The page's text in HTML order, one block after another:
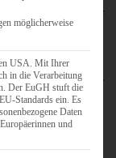
Dieser Auflauf
aber
dem Tisch, ist er
möglicherweise
USA. Mit Ihrer
in die Verarbeitung
Der EuGH stuft die
Standards ein. Es
Daten
und